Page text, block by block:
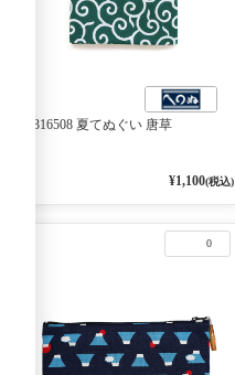
6316508 夏てぬぐい 唐草
¥1,100(税込)
0